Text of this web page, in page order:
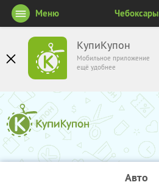
КупиКупон
Мобильное приложение
ещё удобнее
Меню Чебоксары
Авто